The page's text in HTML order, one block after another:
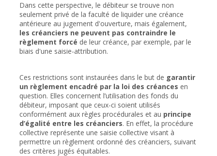
Dans cette perspective, le débiteur se trouve non
seulement privé de la faculté de liquider une créance
antérieure au jugement d'ouverture, mais également,
les créanciers ne peuvent pas contraindre le
règlement forcé de leur créance, par exemple, par le
biais d'une saisie-attribution.
Ces restrictions sont instaurées dans le but de garantir
un règlement encadré par la loi des créances en
question. Elles concernent l’utilisation des fonds du
débiteur, imposant que ceux-ci soient utilisés
conformément aux règles procédurales et au principe
d’égalité entre les créanciers. En effet, la procédure
collective représente une saisie collective visant à
permettre un règlement ordonné des créanciers, suivant
des critères jugés équitables.